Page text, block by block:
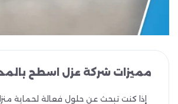
مميزات شركة عزل اسطح
إذا كنت تبحث عن حلول فعالة لحماية